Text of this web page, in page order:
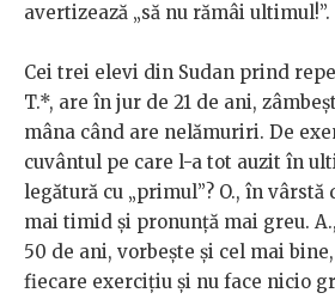
avertizează „să nu rămâi ultimul!”.
Cei trei elevi din Sudan prind
T.*, are în jur de 21 de ani,
mâna când are nelămuriri. De
cuvântul pe care l-a tot auzit în
legătură cu „primul”? O., în vârstă
mai timid și pronunță mai greu.
50 de ani, vorbește și cel mai
fiecare exercițiu și nu face nicio